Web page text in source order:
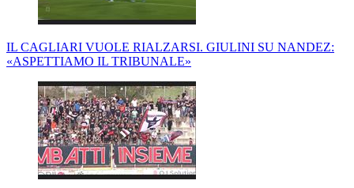
IL CAGLIARI VUOLE RIALZARSI. GIULINI SU NANDEZ:
«ASPETTIAMO IL TRIBUNALE»